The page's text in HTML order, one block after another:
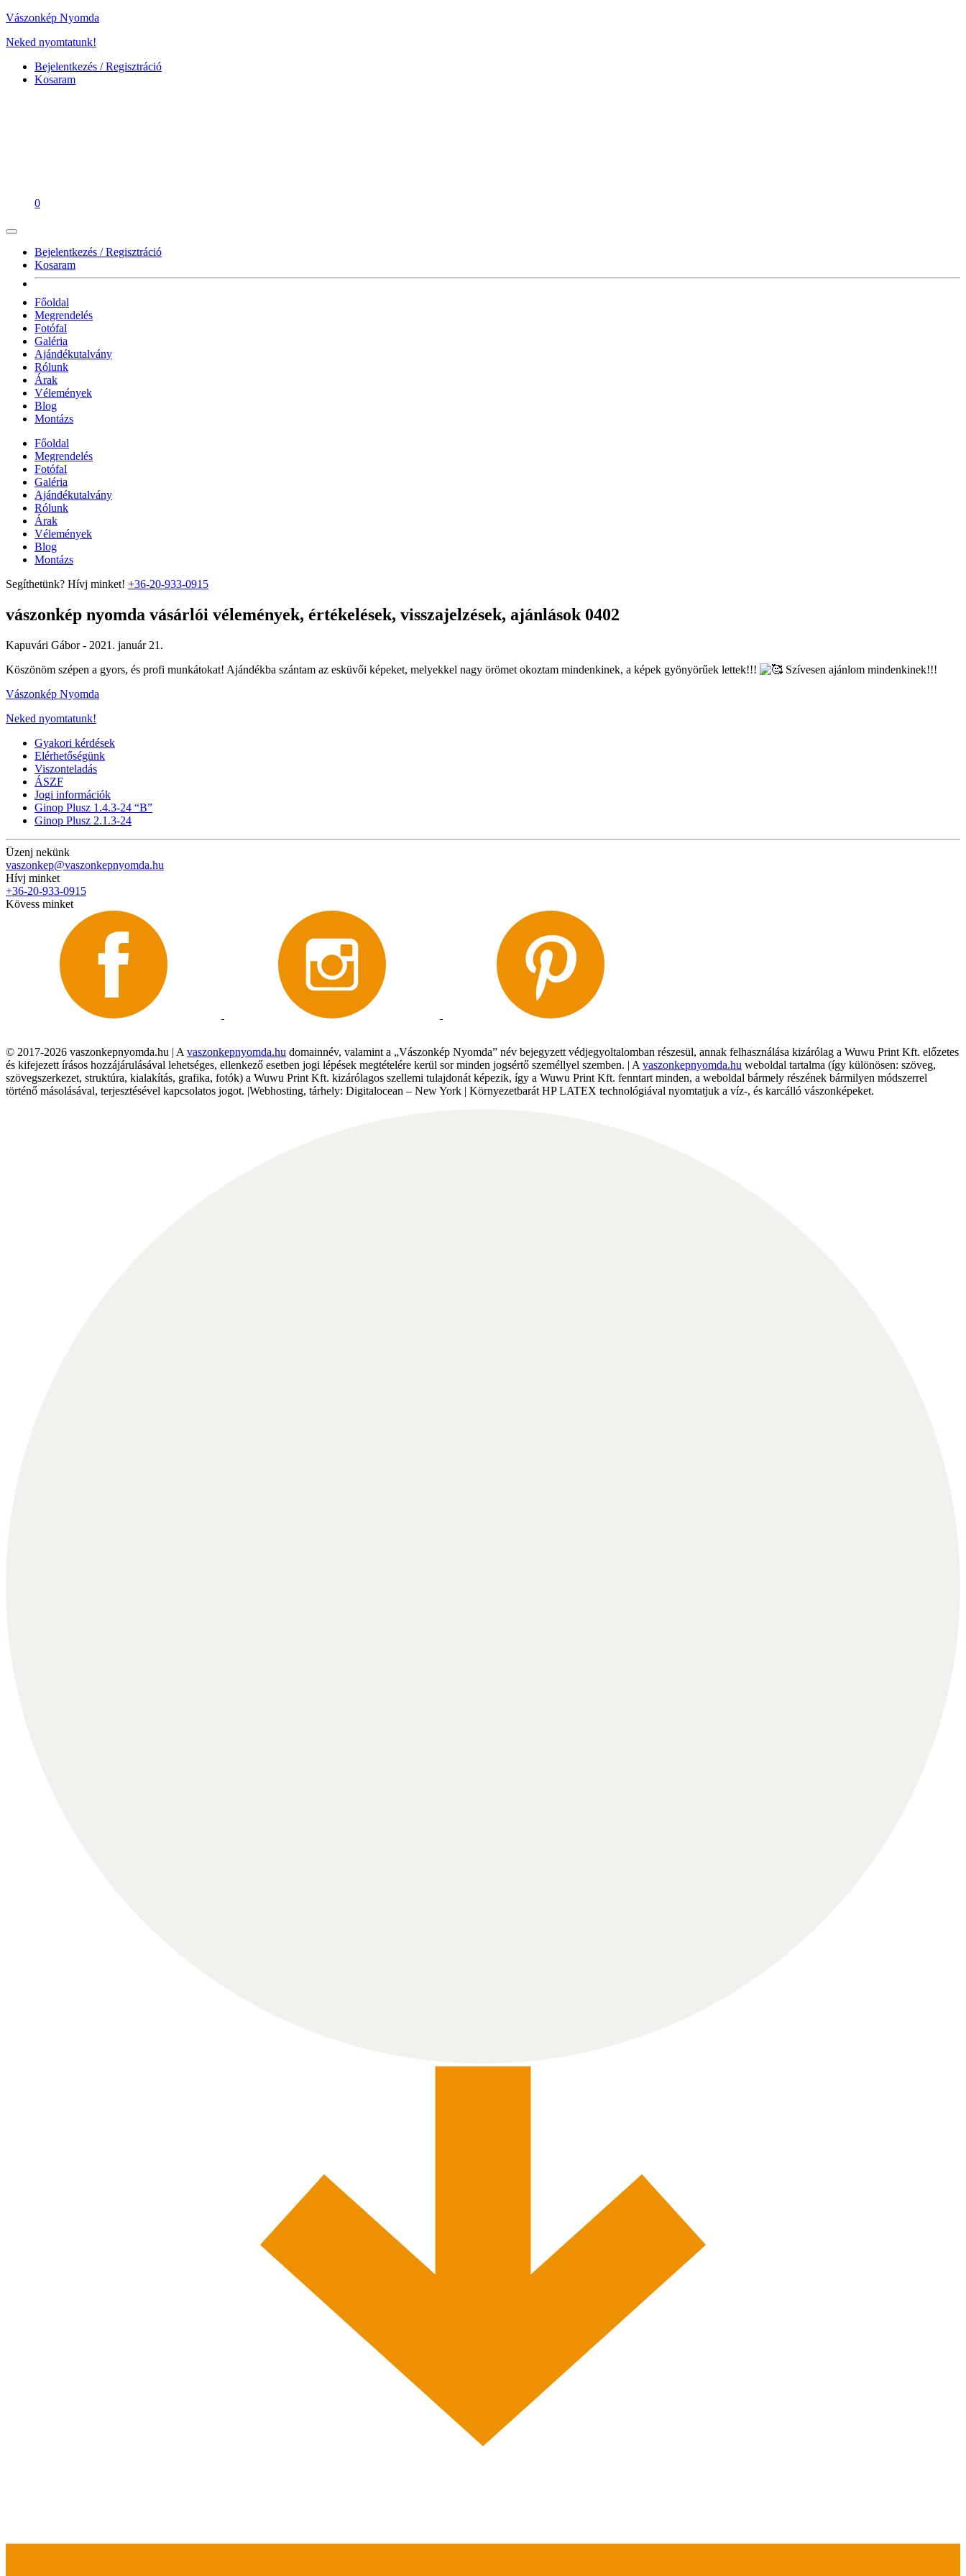
Vászonkép Nyomda
Neked nyomtatunk!
Bejelentkezés / Regisztráció
Kosaram
0
Bejelentkezés / Regisztráció
Kosaram
Főoldal
Megrendelés
Fotófal
Galéria
Ajándékutalvány
Rólunk
Árak
Vélemények
Blog
Montázs
Főoldal
Megrendelés
Fotófal
Galéria
Ajándékutalvány
Rólunk
Árak
Vélemények
Blog
Montázs
Segíthetünk? Hívj minket! +36-20-933-0915
vászonkép nyomda vásárlói vélemények, értékelések, visszajelzések, ajánlások 0402
Kapuvári Gábor - 2021. január 21.
Köszönöm szépen a gyors, és profi munkátokat! Ajándékba szántam az esküvői képeket, melyekkel nagy örömet okoztam mindenkinek, a képek gyönyörűek lettek!!!
Szívesen ajánlom mindenkinek!!!
Vászonkép Nyomda
Neked nyomtatunk!
Gyakori kérdések
Elérhetőségünk
Viszonteladás
ÁSZF
Jogi információk
Ginop Plusz 1.4.3-24 “B”
Ginop Plusz 2.1.3-24
Üzenj nekünk
vaszonkep@vaszonkepnyomda.hu
Hívj minket
+36-20-933-0915
Kövess minket
© 2017-2026 vaszonkepnyomda.hu | A vaszonkepnyomda.hu domainnév, valamint a „Vászonkép Nyomda” név bejegyzett védjegyoltalomban részesül, annak felhasználása kizárólag a Wuwu Print Kft. előzetes
és kifejezett írásos hozzájárulásával lehetséges, ellenkező esetben jogi lépések megtételére kerül sor minden jogsértő személlyel szemben. | A vaszonkepnyomda.hu weboldal tartalma (így különösen: szöveg,
szövegszerkezet, struktúra, kialakítás, grafika, fotók) a Wuwu Print Kft. kizárólagos szellemi tulajdonát képezik, így a Wuwu Print Kft. fenntart minden, a weboldal bármely részének bármilyen módszerrel
történő másolásával, terjesztésével kapcsolatos jogot. |Webhosting, tárhely: Digitalocean – New York | Környezetbarát HP LATEX technológiával nyomtatjuk a víz-, és karcálló vászonképeket.